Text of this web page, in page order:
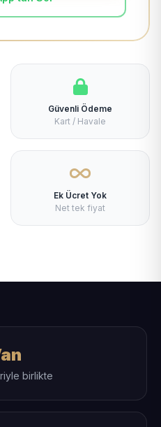
Güvenli Ödeme
Kart / Havale
Ek Ücret Yok
Net tek fiyat
birlikte